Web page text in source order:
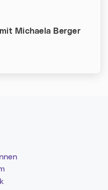
Michaela Berger